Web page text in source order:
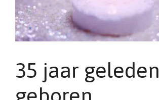
35 jaar geleden